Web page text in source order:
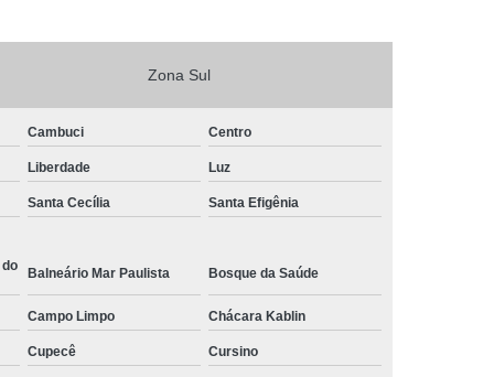
Zona Sul
Cambuci Centro
Liberdade Luz
Santa Cecília Santa Efigênia
Balneário Mar Paulista Bosque da Saúde
Campo Limpo Chácara Kablin
Cupecê Cursino